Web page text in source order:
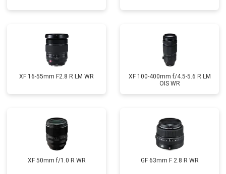
XF 16-55mm F2.8 R LM WR
XF 100-400mm f/4.5-5.6 R LM
OIS WR
XF 50mm f/1.0 R WR GF 63mm F 2.8 R WR